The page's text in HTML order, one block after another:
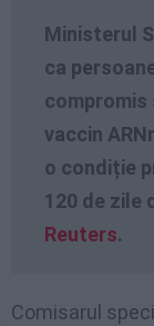
Ministerul
ca
compromis
vaccin
o condiție
120 de zile
Reuters.
Comisarul